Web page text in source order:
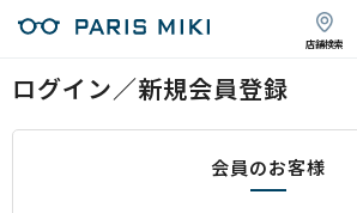
店舗検索
ログイン／新規会員登録
会員のお客様